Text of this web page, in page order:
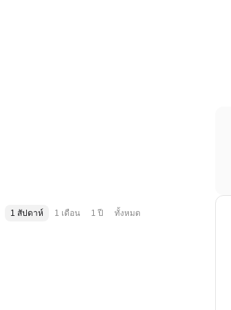
1 สัปดาห์ 1 เดือน 1 ปี ทั้งหมด